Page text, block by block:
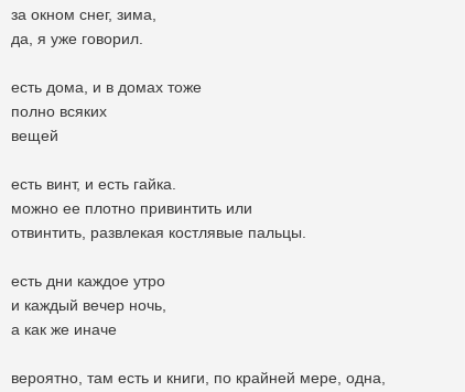
за окном снег, зима,
да, я уже говорил.
есть дома, и в домах тоже
полно всяких
вещей
есть винт, и есть гайка.
можно ее плотно привинтить или
отвинтить, развлекая костлявые пальцы.
есть дни каждое утро
и каждый вечер ночь,
а как же иначе
вероятно, там есть и книги, по крайней мере, одна,